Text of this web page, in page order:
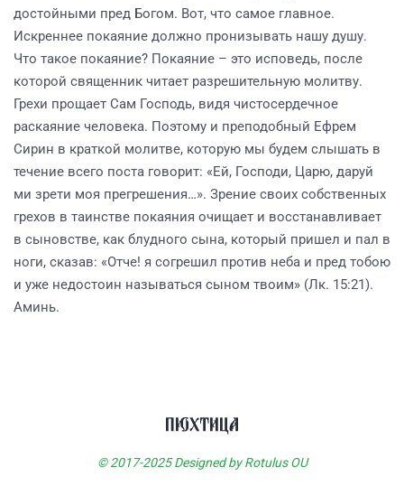
достойными пред Богом. Вот, что самое главное.
Искреннее покаяние должно пронизывать нашу душу.
Что такое покаяние? Покаяние – это исповедь, после
которой священник читает разрешительную молитву.
Грехи прощает Сам Господь, видя чистосердечное
раскаяние человека. Поэтому и преподобный Ефрем
Сирин в краткой молитве, которую мы будем слышать в
течение всего поста говорит: «Ей, Господи, Царю, даруй
ми зрети моя прегрешения…». Зрение своих собственных
грехов в таинстве покаяния очищает и восстанавливает
в сыновстве, как блудного сына, который пришел и пал в
ноги, сказав: «Отче! я согрешил против неба и пред тобою
и уже недостоин называться сыном твоим» (Лк. 15:21).
Аминь.
© 2017-2025 Designed by Rotulus OU